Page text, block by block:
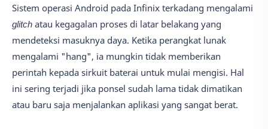
Sistem operasi Android pada Infinix terkadang mengalami
glitch atau kegagalan proses di latar belakang yang
mendeteksi masuknya daya. Ketika perangkat lunak
mengalami "hang", ia mungkin tidak memberikan
perintah kepada sirkuit baterai untuk mulai mengisi. Hal
ini sering terjadi jika ponsel sudah lama tidak dimatikan
atau baru saja menjalankan aplikasi yang sangat berat.